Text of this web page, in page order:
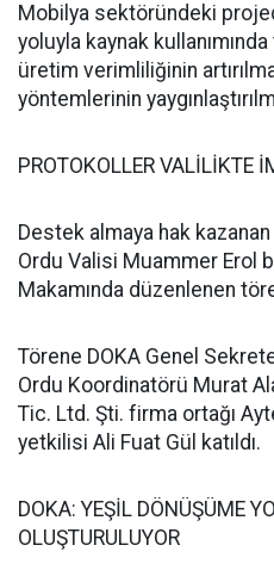
Mobilya sektöründeki
yoluyla kaynak
üretim verimliliğinin
yöntemlerinin
PROTOKOLLER VALİLİKTE
Destek almaya hak
Ordu Valisi Muammer Erol
Makamında düzenlenen
Törene DOKA Genel
Ordu Koordinatörü Murat
Tic. Ltd. Şti. firma ortağı
yetkilisi Ali Fuat Gül katıldı.
DOKA: YEŞİL DÖNÜŞÜME
OLUŞTURULUYOR